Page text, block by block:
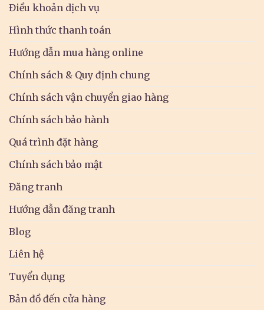
Điều khoản dịch vụ
Hình thức thanh toán
Hướng dẫn mua hàng online
Chính sách & Quy định chung
Chính sách vận chuyển giao hàng
Chính sách bảo hành
Quá trình đặt hàng
Chính sách bảo mật
Đăng tranh
Hướng dẫn đăng tranh
Blog
Liên hệ
Tuyển dụng
Bản đồ đến cửa hàng